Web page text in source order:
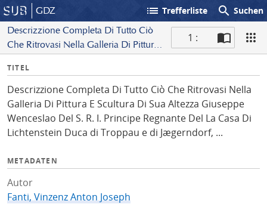
GDZ list Trefferliste search Suchen
Descrizzione Completa Di Tutto Ciò
Che Ritrovasi Nella Galleria Di Pittura
Wenceslao Del S. R. I. Principe
Regnante Del La Casa Di Lichtenstein
Duca di Troppau e di Jægerndorf, ...
1 :
I
f
o
TITEL
Descrizzione Completa Di Tutto Ciò Che Ritrovasi Nella
Galleria Di Pittura E Scultura Di Sua Altezza Giuseppe
Wenceslao Del S. R. I. Principe Regnante Del La Casa Di
Lichtenstein Duca di Troppau e di Jægerndorf, ...
METADATEN
Autor
Fanti, Vinzenz Anton Joseph